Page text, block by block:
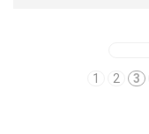
1
2 3